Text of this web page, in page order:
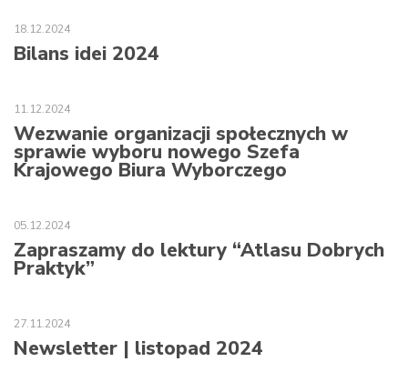
18.12.2024
Bilans idei 2024
11.12.2024
Wezwanie organizacji społecznych w
sprawie wyboru nowego Szefa
Krajowego Biura Wyborczego
05.12.2024
Zapraszamy do lektury “Atlasu Dobrych
Praktyk”
27.11.2024
Newsletter | listopad 2024